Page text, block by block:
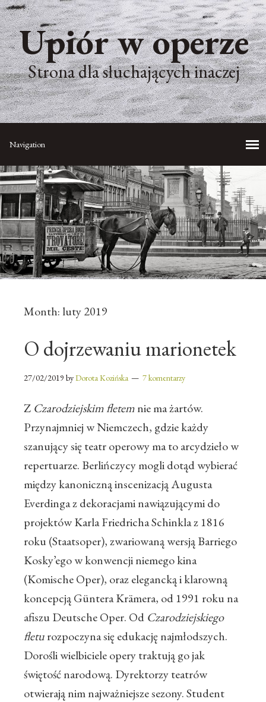
Upiór w operze
Strona dla słuchających inaczej
Month: luty 2019
O dojrzewaniu marionetek
27/02/2019 byDorota Kozińska 7 komentarzy
Z Czarodziejskim fletemnie ma żartów.
Przynajmniej w Niemczech, gdzie każdy
szanujący się teatr operowy ma to arcydzieło w
repertuarze. Berlińczycy mogli dotąd wybierać
między kanoniczną inscenizacją Augusta
Everdinga z dekoracjami nawiązującymi do
projektów Karla Friedricha Schinkla z 1816
roku (Staatsoper), zwariowaną wersją Barriego
Kosky’ego w konwencji niemego kina
(Komische Oper), oraz elegancką i klarowną
koncepcją Güntera Krämera, od 1991 roku na
afiszu Deutsche Oper. Od Czarodziejskiego
fleturozpoczyna się edukację najmłodszych.
Dorośli wielbiciele opery traktują go jak
świętość narodową. Dyrektorzy teatrów
otwierają nim najważniejsze sezony. Student